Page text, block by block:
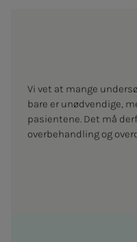
Vi vet at mange
bare er unødvendige,
pasientene. Det må
overbehandling og